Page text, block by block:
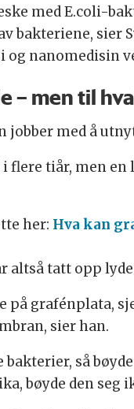
med E.coli-
bakteriene, sier
nanomedisin
– men til
jobber med å
flere tiår, men
her: Hva kan
altså tatt opp
på grafénplata,
sier han.
så
bøyde den seg